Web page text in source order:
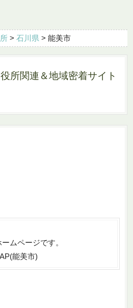
>石川県 > 能美市
所関連＆地域密着サイト
ムページです。
能美市)